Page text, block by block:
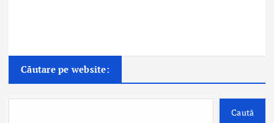
Căutare pe website:
Caută